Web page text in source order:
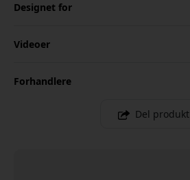
Designet for
Videoer
Forhandlere
Del produkt